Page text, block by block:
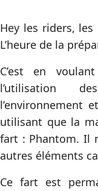
Hey les riders,
L’heure de la
C’est en
l’utilisation
l’environnement
utilisant que la
fart : Phantom. Il
autres éléments
Ce fart est